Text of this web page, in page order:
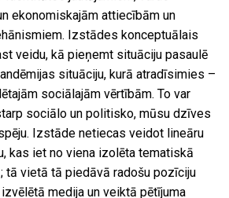
ekonomiskajām attiecībām un
Izstādes konceptuālais
veidu, kā pieņemt situāciju pasaulē
situāciju, kurā atradīsimies –
sociālajām vērtībām. To var
sociālo un politisko, mūsu dzīves
Izstāde netiecas veidot lineāru
kas iet no viena izolēta tematiskā
tā vietā tā piedāvā radošu pozīciju
medija un veiktā pētījuma